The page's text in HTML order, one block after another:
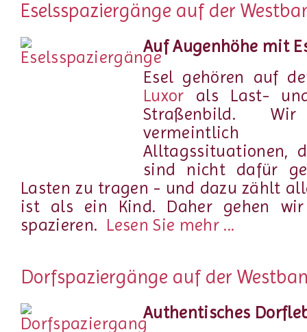
Eselsspaziergänge auf der
Auf Augenhöhe mit
Esel gehören auf
Luxor als Last-
Straßenbild.
Alltagssituationen,
sind nicht dafür
Lasten zu tragen - und dazu zählt
ist als ein Kind. Daher gehen
spazieren. Lesen Sie mehr ...
Dorfspaziergänge auf der
Authentisches